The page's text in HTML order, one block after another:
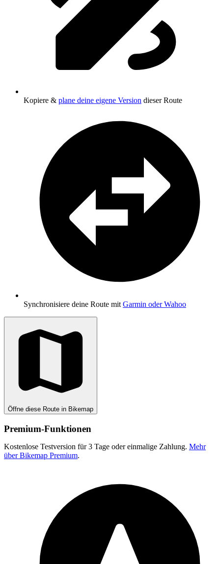
Kopiere & plane deine eigene Version dieser Route
Synchronisiere deine Route mit Garmin oder Wahoo
Öffne diese Route in Bikemap
Premium-Funktionen
Kostenlose Testversion für 3 Tage oder einmalige Zahlung. Mehr
über Bikemap Premium.